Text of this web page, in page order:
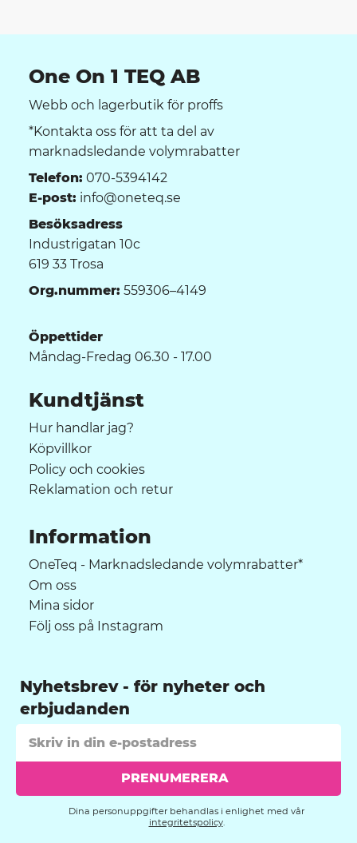
One On 1 TEQ AB
Webb och lagerbutik för proffs
*Kontakta oss för att ta del av
marknadsledande volymrabatter
Telefon: 070-5394142
E-post: info@oneteq.se
Besöksadress
Industrigatan 10c
619 33 Trosa
Org.nummer: 559306–4149
Öppettider
Måndag-Fredag 06.30 - 17.00
Kundtjänst
Hur handlar jag?
Köpvillkor
Policy och cookies
Reklamation och retur
Information
OneTeq - Marknadsledande volymrabatter*
Om oss
Mina sidor
Följ oss på Instagram
Nyhetsbrev
PRENUMERERA
Dina personuppgifter behandlas i enlighet med vår
integritetspolicy.